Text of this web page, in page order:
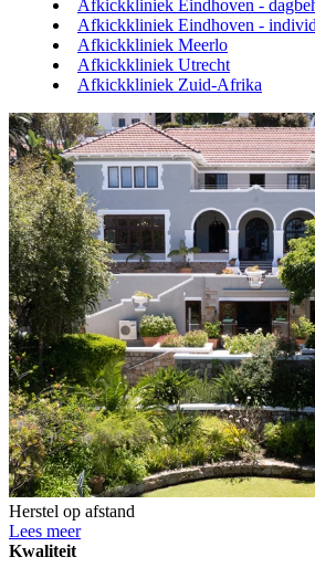
Afkickkliniek Eindhoven -
Afkickkliniek Eindhoven -
Afkickkliniek Meerlo
Afkickkliniek Utrecht
Afkickkliniek Zuid-Afrika
Herstel op afstand
Lees meer
Kwaliteit